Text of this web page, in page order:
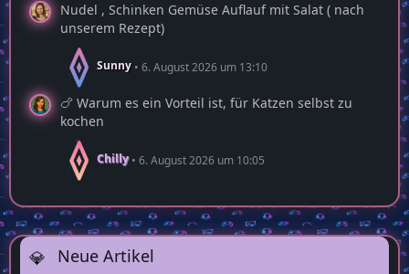
Nudel , Schinken Gemüse Auflauf mit Salat ( nach
unserem Rezept)
Sunny 6. August 2026 um 13:10
🍗 Warum es ein Vorteil ist, für Katzen selbst zu
kochen
Chilly 6. August 2026 um 10:05
Neue Artikel